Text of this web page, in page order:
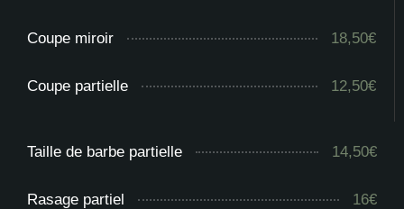
Coupe miroir 18,50€
Coupe partielle 12,50€
Taille de barbe partielle 14,50€
Rasage partiel 16€